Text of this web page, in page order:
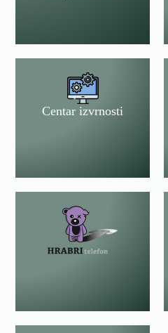
Centar izvrnosti